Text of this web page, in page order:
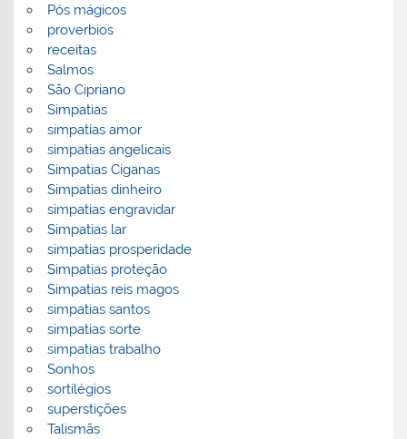
Pós mágicos
proverbios
receitas
Salmos
São Cipriano
Simpatias
simpatias amor
simpatias angelicais
Simpatias Ciganas
Simpatias dinheiro
simpatias engravidar
Simpatias lar
simpatias prosperidade
Simpatias proteção
Simpatias reis magos
simpatias santos
simpatias sorte
simpatias trabalho
Sonhos
sortilégios
superstições
Talismãs